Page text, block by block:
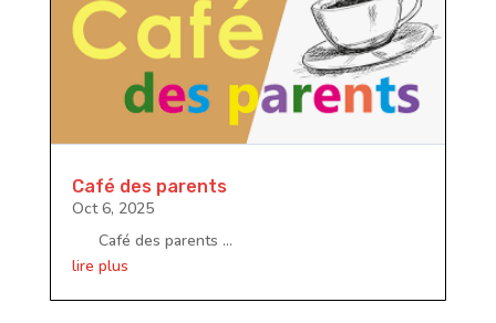
Café des parents
Oct 6, 2025
Café des parents ...
lire plus